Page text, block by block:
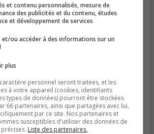
à 09h33
un contrat pour
cendres d’incinération
et contenu personnalisés, mesure de
des publicités et du contenu, études
et développement de services
et/ou accéder à des informations sur un
plus
personnel seront traitées, et les
à votre appareil (cookies, identifiants
types de données) pourront être stockées
66 partenaires, ainsi que partagées avec lui,
par ce site. Nos partenaires et
susceptibles d'utiliser des données de
Liste des partenaires.